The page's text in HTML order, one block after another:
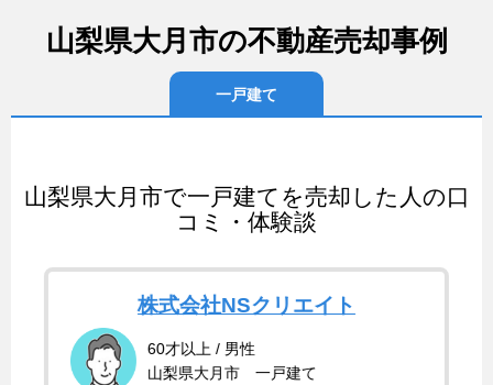
山梨県大月市の不動産売却事例
一戸建て
山梨県大月市で一戸建てを売却した人の口
コミ・体験談
株式会社NSクリエイト
60才以上 / 男性
山梨県大月市 一戸建て